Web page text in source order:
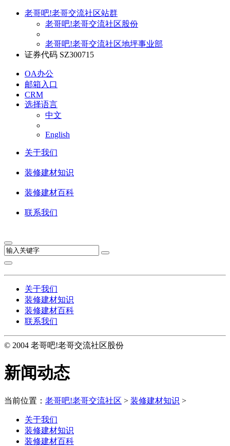
老哥吧!老哥交流社区站群
老哥吧!老哥交流社区股份
老哥吧!老哥交流社区地坪事业部
证券代码 SZ300715
OA办公
邮箱入口
CRM
选择语言
中文
English
关于我们
装修建材知识
装修建材百科
联系我们
关于我们
装修建材知识
装修建材百科
联系我们
© 2004 老哥吧!老哥交流社区股份
新闻动态
当前位置： 老哥吧!老哥交流社区 > 装修建材知识 >
关于我们
装修建材知识
装修建材百科